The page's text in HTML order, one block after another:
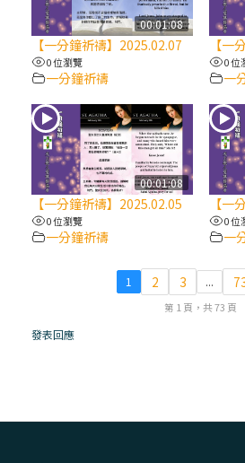
(9完結)黃敏正主教
匝凱的「新生命」：
降生成人與人同在＝
(7)黃敏正主教帶你
降生人間，需要人的
(6)黃敏正主教帶你
(5)黃敏正主教帶你
00:01:08
【一分鐘祈禱】2025.02.07
0 位瀏覽
一分鐘祈禱
【一
0 位
一
00:01:08
【一分鐘祈禱】2025.02.05
0 位瀏覽
一分鐘祈禱
【一
0 位
一
1 2 3 ...
第 1 頁，共 73 頁
發表回應